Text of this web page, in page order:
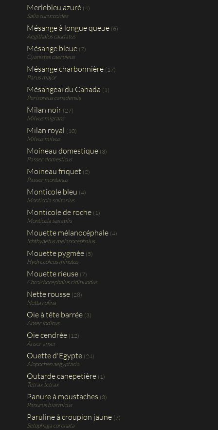
Merlebleu azuré (4)
Salia curuccoides
Mésange à longue queue (6)
Aegithalos caudatus
Mésange bleue (7)
Cyanistes caeruleus
Mésange charbonnière (17)
Parus major
Mésangeai du Canada (1)
Perisoreus canadensis
Milan noir (27)
Milvus migrans
Milan royal (10)
Milvus milvus
Moineau domestique (3)
Passer domesticus
Moineau friquet (2)
Passer montanus
Monticole bleu (4)
Monticola solitarius
Monticole de roche (1)
Monticola saxatilis
Mouette mélanocéphale (4)
Ichthyaetus melanocephalus
Mouette pygmée (5)
Hydrocoleus minutus
Mouette rieuse (7)
Chroichocephalus ridibundus
Nette rousse (28)
Netta rufina
Oie à tête barrée (3)
Anser indicus
Oie cendrée (12)
Anser anser
Ouette d'Egypte (24)
Alopochen aegyptacia
Outarde canepetière (1)
Tetrax tetrax
Panure à moustaches (3)
Panurus biarmicus
Paruline à croupion jaune (7)
Setophaga coronata